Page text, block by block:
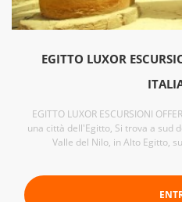
EGITTO LUXOR
EGITTO LUXOR ESCURSIONI
una città dell'Egitto, Si trova a sud
Valle del Nilo, in Alto Egitto,